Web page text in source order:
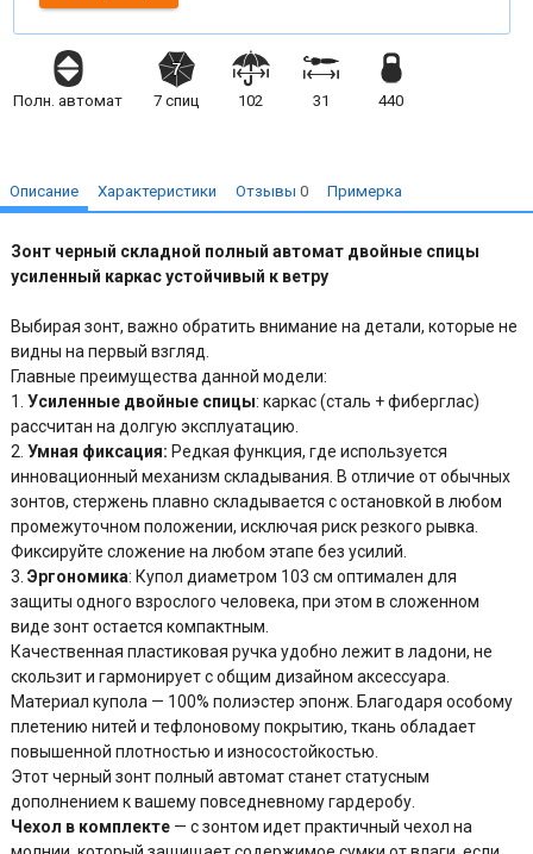
Полн. автомат 7 спиц 102 31 440
Описание
Зонт черный складной полный автомат двойные спицы
усиленный каркас устойчивый к ветру
Выбирая зонт, важно обратить внимание на детали, которые не
видны на первый взгляд.
Главные преимущества данной модели:
1.Усиленные двойные спицы: каркас (сталь + фиберглас)
рассчитан на долгую эксплуатацию.
2.Умная фиксация: Редкая функция, где используется
инновационный механизм складывания. В отличие от обычных
зонтов, стержень плавно складывается с остановкой в любом
промежуточном положении, исключая риск резкого рывка.
Фиксируйте сложение на любом этапе без усилий.
3.Эргономика: Купол диаметром 103 см оптимален для
защиты одного взрослого человека, при этом в сложенном
виде зонт остается компактным.
Качественная пластиковая ручка удобно лежит в ладони, не
скользит и гармонирует с общим дизайном аксессуара.
Материал купола — 100% полиэстер эпонж. Благодаря особому
плетению нитей и тефлоновому покрытию, ткань обладает
повышенной плотностью и износостойкостью.
Этот черный зонт полный автомат станет статусным
дополнением к вашему повседневному гардеробу.
Чехол в комплекте — с зонтом идет практичный чехол на
Характеристики Отзывы0 Примерка